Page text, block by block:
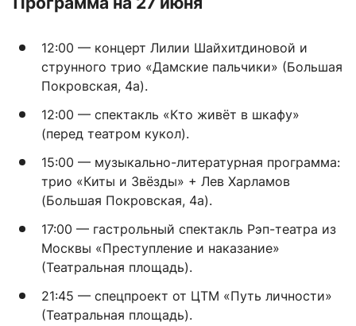
12:00 — концерт Лилии Шайхитдиновой и
струнного трио «Дамские пальчики» (Большая
Покровская, 4а).
12:00 — спектакль «Кто живёт в шкафу»
(перед театром кукол).
15:00 — музыкально-литературная программа:
трио «Киты и Звёзды» + Лев Харламов
(Большая Покровская, 4а).
17:00 — гастрольный спектакль Рэп-театра из
Москвы «Преступление и наказание»
(Театральная площадь).
21:45 — спецпроект от ЦТМ «Путь личности»
(Театральная площадь).